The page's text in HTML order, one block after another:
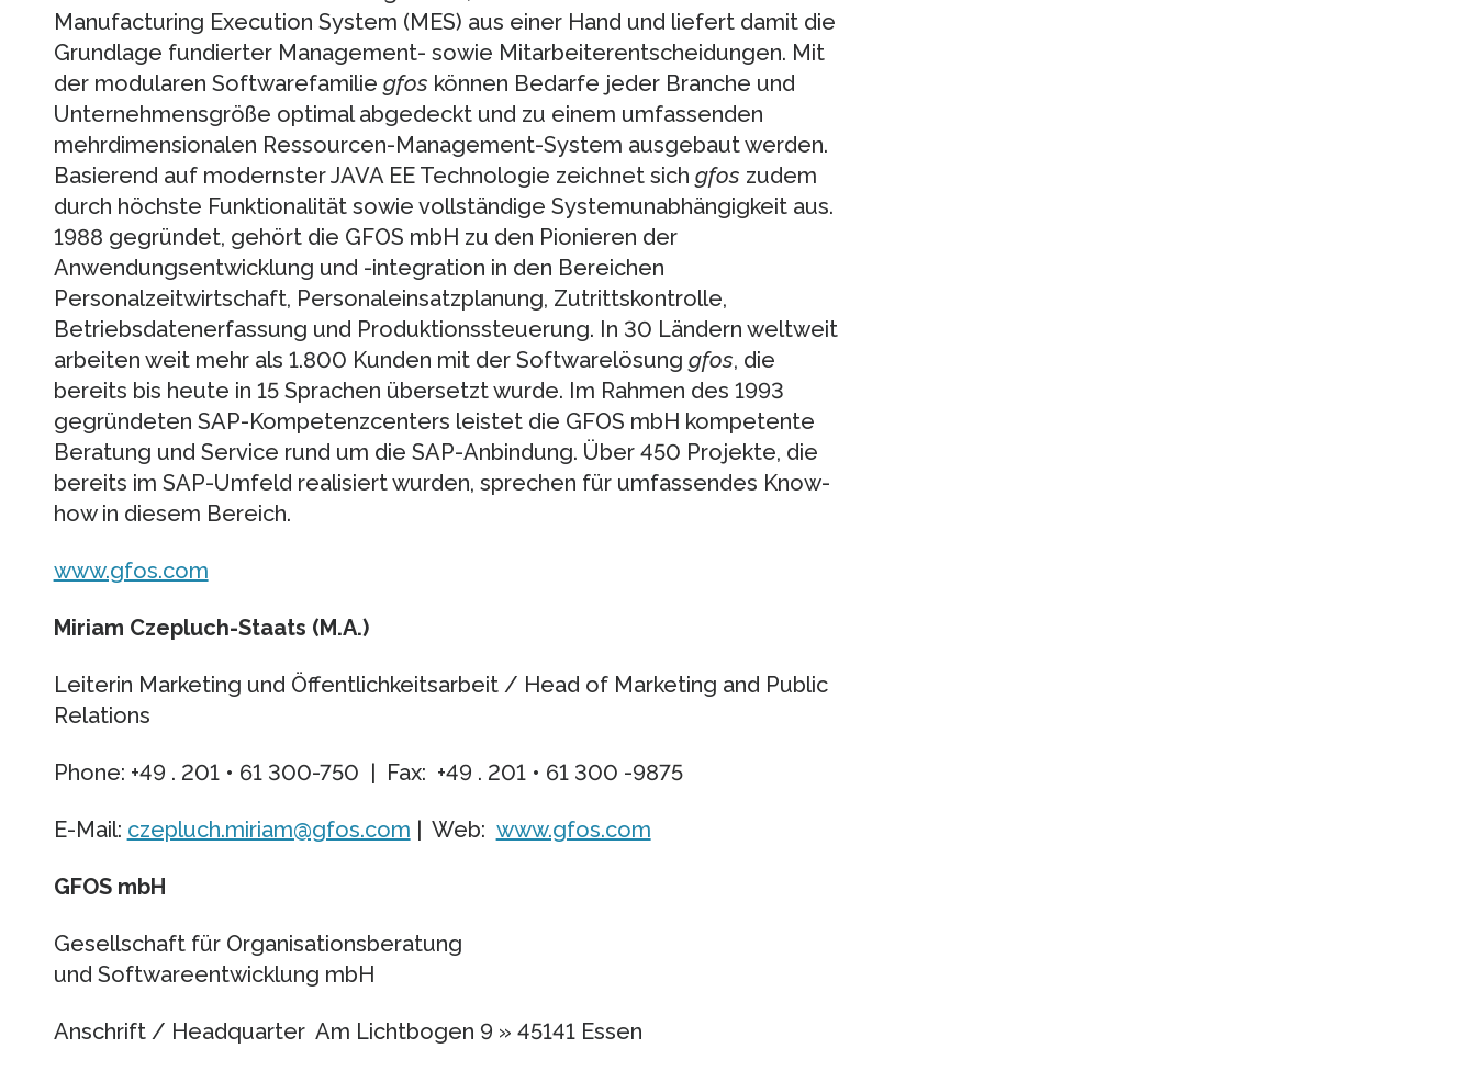
Manufacturing Execution System (MES) aus einer Hand und liefert damit die
Grundlage fundierter Management- sowie Mitarbeiterentscheidungen. Mit
der modularen Softwarefamilie gfos können Bedarfe jeder Branche und
Unternehmensgröße optimal abgedeckt und zu einem umfassenden
mehrdimensionalen Ressourcen-Management-System ausgebaut werden.
Basierend auf modernster JAVA EE Technologie zeichnet sich gfos zudem
durch höchste Funktionalität sowie vollständige Systemunabhängigkeit aus.
1988 gegründet, gehört die GFOS mbH zu den Pionieren der
Anwendungsentwicklung und -integration in den Bereichen
Personalzeitwirtschaft, Personaleinsatzplanung, Zutrittskontrolle,
Betriebsdatenerfassung und Produktionssteuerung. In 30 Ländern weltweit
arbeiten weit mehr als 1.800 Kunden mit der Softwarelösung gfos, die
bereits bis heute in 15 Sprachen übersetzt wurde. Im Rahmen des 1993
gegründeten SAP-Kompetenzcenters leistet die GFOS mbH kompetente
Beratung und Service rund um die SAP-Anbindung. Über 450 Projekte, die
bereits im SAP-Umfeld realisiert wurden, sprechen für umfassendes Know-
how in diesem Bereich.
www.gfos.com
Miriam Czepluch-Staats (M.A.)
Leiterin Marketing und Öffentlichkeitsarbeit / Head of Marketing and Public
Relations
Phone: +49 . 201 • 61 300-750 | Fax: +49 . 201 • 61 300 -9875
E-Mail: czepluch.miriam@gfos.com | Web: www.gfos.com
GFOS mbH
Gesellschaft für Organisationsberatung
und Softwareentwicklung mbH
Anschrift / Headquarter Am Lichtbogen 9 » 45141 Essen